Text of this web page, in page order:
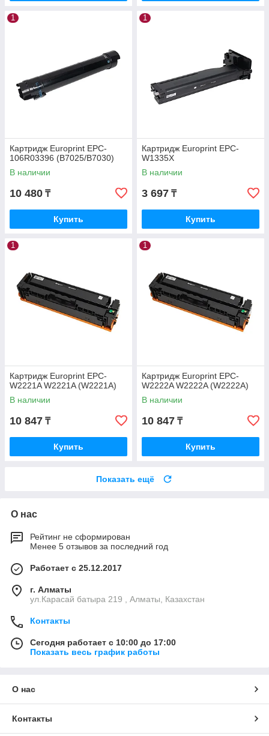
1
Картридж Europrint EPC-
106R03396 (B7025/B7030)
В наличии
10 480 ₸
Купить
1
Картридж Europrint EPC-
W1335X
В наличии
3 697 ₸
Купить
1
Картридж Europrint EPC-
W2221A W2221A (W2221A)
В наличии
10 847 ₸
Купить
1
Картридж Europrint EPC-
W2222A W2222A (W2222A)
В наличии
10 847 ₸
Купить
Показать ещё
О нас
Рейтинг не сформирован
Менее 5 отзывов за последний год
Работает с 25.12.2017
г. Алматы
ул.Карасай батыра 219 , Алматы, Казахстан
Контакты
Сегодня работает с 10:00 до 17:00
Показать весь график работы
О нас
Контакты